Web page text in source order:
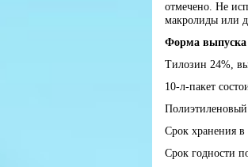
отмечено. Не
макролиды или
Форма выпуска
Тилозин 24%,
10-л-пакет
Полиэтиленовый
Срок хранения в
Срок годности